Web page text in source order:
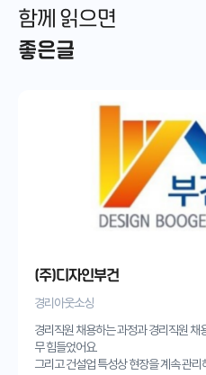
함께 읽으면
좋은글
(주)디자인부건
경리아웃소싱
경리직원 채용하는 과정과 경리직원 채
무 힘들었어요.
그리고 건설업 특성상 현장을 계속 관